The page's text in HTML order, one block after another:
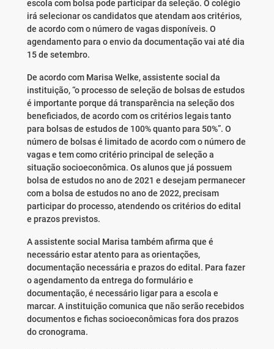
escola com bolsa pode participar da seleção. O colégio
irá selecionar os candidatos que atendam aos critérios,
de acordo com o número de vagas disponíveis. O
agendamento para o envio da documentação vai até dia
15 de setembro.
De acordo com Marisa Welke, assistente social da
instituição, “o processo de seleção de bolsas de estudos
é importante porque dá transparência na seleção dos
beneficiados, de acordo com os critérios legais tanto
para bolsas de estudos de 100% quanto para 50%”. O
número de bolsas é limitado de acordo com o número de
vagas e tem como critério principal de seleção a
situação socioeconômica. Os alunos que já possuem
bolsa de estudos no ano de 2021 e desejam permanecer
com a bolsa de estudos no ano de 2022, precisam
participar do processo, atendendo os critérios do edital
e prazos previstos.
A assistente social Marisa também afirma que é
necessário estar atento para as orientações,
documentação necessária e prazos do edital. Para fazer
o agendamento da entrega do formulário e
documentação, é necessário ligar para a escola e
marcar. A instituição comunica que não serão recebidos
documentos e fichas socioeconômicas fora dos prazos
do cronograma.